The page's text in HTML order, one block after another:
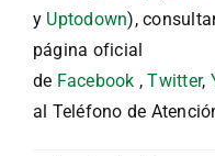
y Uptodown),
página oficial
de Facebook ,Twitter,
al Teléfono de